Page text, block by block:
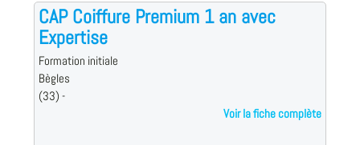
CAP Coiffure Premium 1 an avec
Expertise
Formation initiale
Bègles
(33) -
Voir la fiche complète